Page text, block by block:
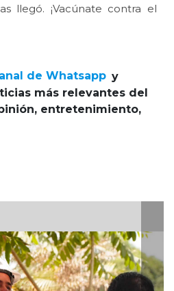
llegó. ¡Vacúnate contra el
de Whatsapp y
más relevantes del
entretenimiento,